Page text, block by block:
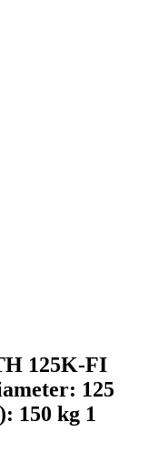
125K-FI
125
150 kg 1